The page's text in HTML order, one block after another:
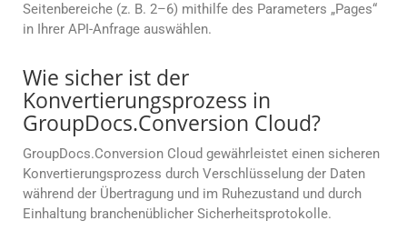
Seitenbereiche (z. B. 2–6) mithilfe des Parameters „Pages“
in Ihrer API-Anfrage auswählen.
Wie sicher ist der
Konvertierungsprozess in
GroupDocs.Conversion Cloud?
GroupDocs.Conversion Cloud gewährleistet einen sicheren
Konvertierungsprozess durch Verschlüsselung der Daten
während der Übertragung und im Ruhezustand und durch
Einhaltung branchenüblicher Sicherheitsprotokolle.